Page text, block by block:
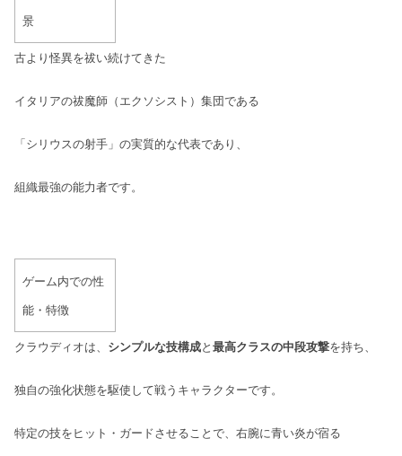
景
古より怪異を祓い続けてきた
イタリアの祓魔師（エクソシスト）集団である
「シリウスの射手」の実質的な代表であり、
組織最強の能力者です。
ゲーム内での性
能・特徴
クラウディオは、 シンプルな技構成と最高クラスの中段攻撃を持ち、
独自の強化状態を駆使して戦うキャラクターです。
特定の技をヒット・ガードさせることで、右腕に青い炎が宿る